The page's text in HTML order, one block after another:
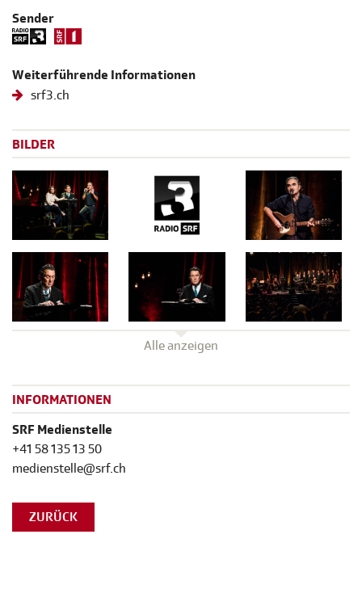
Sender
Weiterführende Informationen
srf3.ch
BILDER
Alle anzeigen
INFORMATIONEN
SRF Medienstelle
+41 58 135 13 50
medienstelle@srf.ch
ZURÜCK